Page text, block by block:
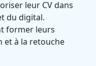
leur CV dans
du digital.
former leurs
et à la retouche